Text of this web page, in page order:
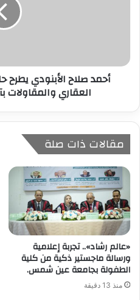
أحمد صلاح الأبنودي يطرح
العقاري والمقاولات
مقالات ذات صلة
«عالم رشاد».. تجربة إعلامية
ورسالة ماجستير ذكية من كلية
الطفولة بجامعة عين شمس.
منذ 13 دقيقة